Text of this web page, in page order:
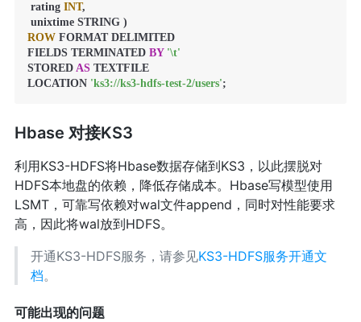
rating INT,
ROW FORMAT DELIMITED
FIELDS TERMINATED BY '\t'
STORED AS TEXTFILE
LOCATION 'ks3://ks3-hdfs-test-2/users';
Hbase 对接KS3
利用KS3-HDFS将Hbase数据存储到KS3，以此摆脱对
HDFS本地盘的依赖，降低存储成本。Hbase写模型使用
LSMT，可靠写依赖对wal文件append，同时对性能要求
高，因此将wal放到HDFS。
开通KS3-HDFS服务，请参见KS3-HDFS服务开通文
档。
可能出现的问题